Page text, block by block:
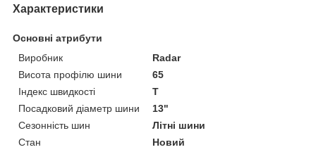
Характеристики
Основні атрибути
Виробник
Radar
Висота профілю шини
65
Індекс швидкості
T
Посадковий діаметр шини
13"
Сезонність шин
Літні шини
Стан
Новий